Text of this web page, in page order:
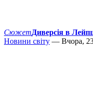
СюжетДиверсія в
Новини світу — Вчора,